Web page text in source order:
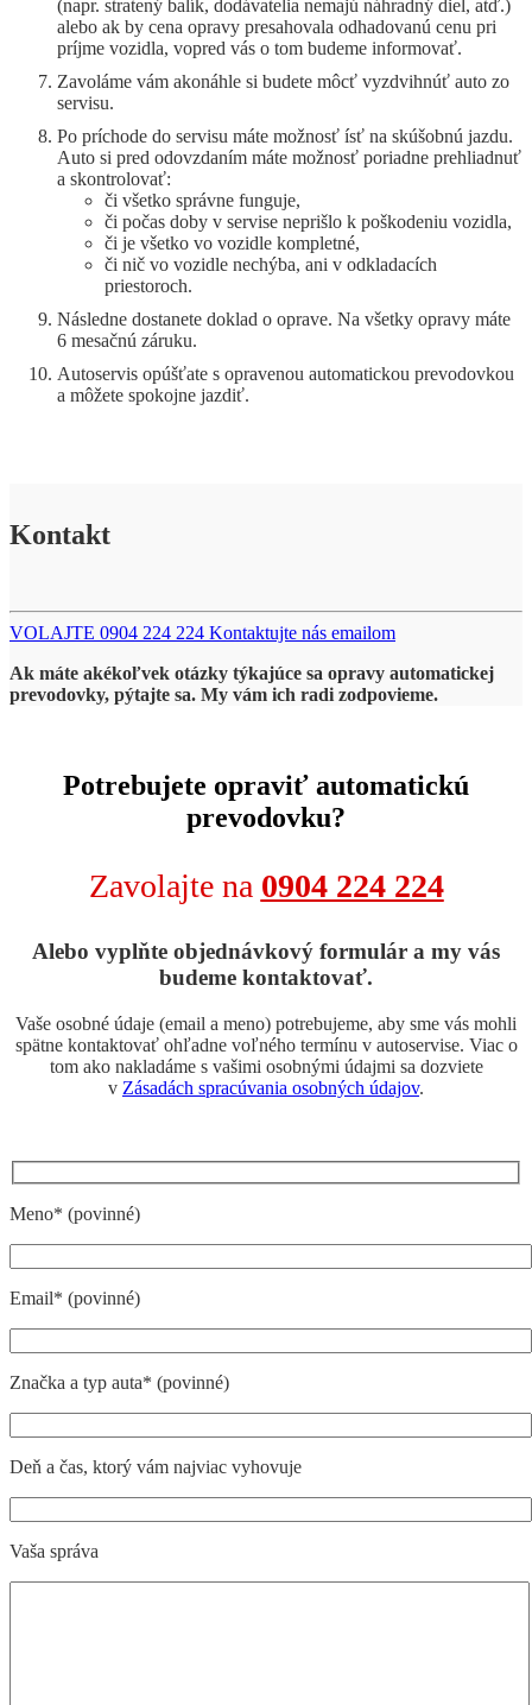
(napr. stratený balík, dodávatelia nemajú náhradný diel, atď.)
alebo ak by cena opravy presahovala odhadovanú cenu pri
príjme vozidla, vopred vás o tom budeme informovať.
Zavoláme vám akonáhle si budete môcť vyzdvihnúť auto zo
servisu.
Po príchode do servisu máte možnosť ísť na skúšobnú jazdu.
Auto si pred odovzdaním máte možnosť poriadne prehliadnuť
a skontrolovať:
či všetko správne funguje,
či počas doby v servise neprišlo k poškodeniu vozidla,
či je všetko vo vozidle kompletné,
či nič vo vozidle nechýba, ani v odkladacích
priestoroch.
Následne dostanete doklad o oprave. Na všetky opravy máte
6 mesačnú záruku.
Autoservis opúšťate s opravenou automatickou prevodovkou
a môžete spokojne jazdiť.
Kontakt
VOLAJTE 0904 224 224 Kontaktujte nás emailom
Ak máte akékoľvek otázky týkajúce sa opravy automatickej
prevodovky, pýtajte sa. My vám ich radi zodpovieme.
Potrebujete opraviť automatickú
prevodovku?
Zavolajte na 0904 224 224
Alebo vyplňte objednávkový formulár a my vás
budeme kontaktovať.
Vaše osobné údaje (email a meno) potrebujeme, aby sme vás mohli
spätne kontaktovať ohľadne voľného termínu v autoservise. Viac o
tom ako nakladáme s vašimi osobnými údajmi sa dozviete
v Zásadách spracúvania osobných údajov.
Meno* (povinné)
Email* (povinné)
Značka a typ auta* (povinné)
Deň a čas, ktorý vám najviac vyhovuje
Vaša správa